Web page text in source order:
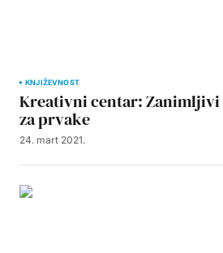
KNJIŽEVNOST
Kreativni centar: Zanimljivi
za prvake
24. mart 2021.